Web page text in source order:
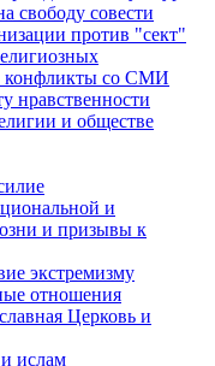
свободу совести
против "сект"
конфликты со СМИ
нравственности
и обществе
и
и призывы к
экстремизму
отношения
Церковь и
ислам